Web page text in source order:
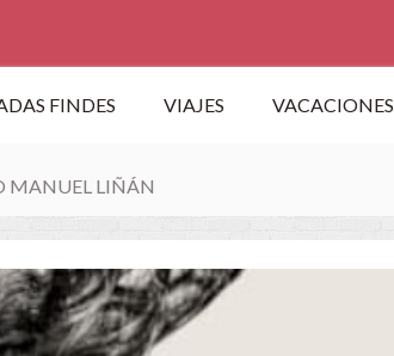
FINDES VIAJES VACACIONES
MANUEL LIÑÁN